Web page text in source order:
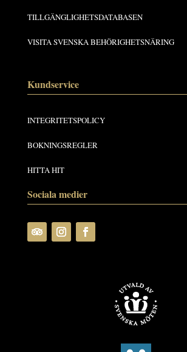
TILLGÄNGLIGHETSDATABASEN
VISITA SVENSKA BEHÖRIGHETSNÄRING
Kundservice
INTEGRITETSPOLICY
BOKNINGSREGLER
HITTA HIT
Sociala medier